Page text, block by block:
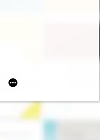
wspomnienia